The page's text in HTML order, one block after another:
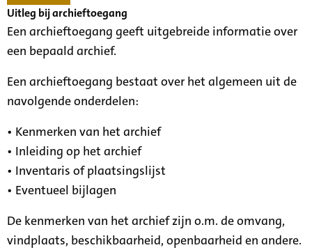
Uitleg bij archieftoegang
Een archieftoegang geeft uitgebreide informatie over
een bepaald archief.
Een archieftoegang bestaat over het algemeen uit de
navolgende onderdelen:
• Kenmerken van het archief
• Inleiding op het archief
• Inventaris of plaatsingslijst
• Eventueel bijlagen
De kenmerken van het archief zijn o.m. de omvang,
vindplaats, beschikbaarheid, openbaarheid en andere.